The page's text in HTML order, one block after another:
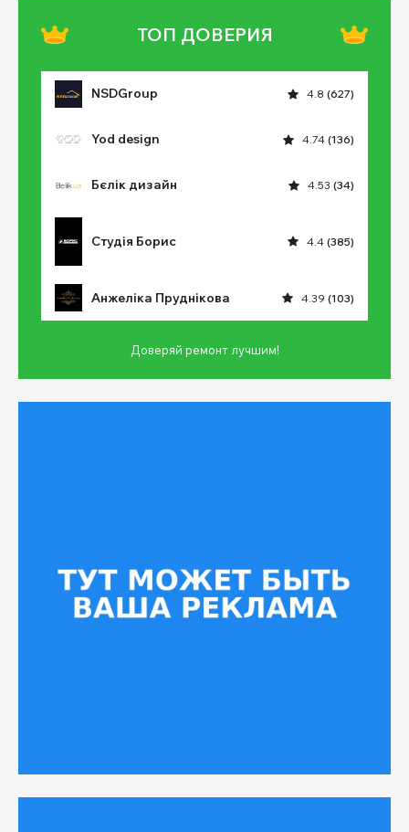
ТОП ДОВЕРИЯ
NSDGroup 4.8 (627)
Yod design 4.74 (136)
Бєлік дизайн 4.53 (34)
Студія Борис 4.4 (385)
Анжеліка Пруднікова 4.39 (103)
Доверяй ремонт лучшим!